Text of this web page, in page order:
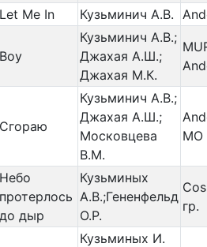
Let Me In Кузьминич А.В.
Boy
Кузьминич А.В.;
Джахая А.Ш.;
Джахая М.К.
Сгораю
Кузьминич А.В.;
Джахая А.Ш.;
Московцева
В.М.
MO
Небо
протерлось
до дыр
Кузьминых
А.В.;Гененфельд
О.Р.
гр.
Кузьминых И.